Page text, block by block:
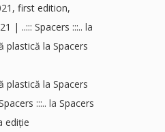
first edition,
| ..::: Spacers :::.. la
plastică la Spacers
plastică la Spacers
:::.. la Spacers
ediție